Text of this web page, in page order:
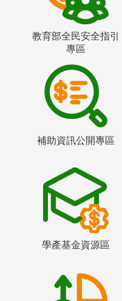
教育部全民安全指引
專區
補助資訊公開專區
學產基金資源區